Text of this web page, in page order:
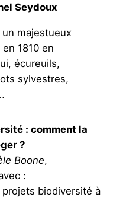
Seydoux
un majestueux
1810 en
écureuils,
sylvestres,
: comment la
?
Boone,
:
projets biodiversité à